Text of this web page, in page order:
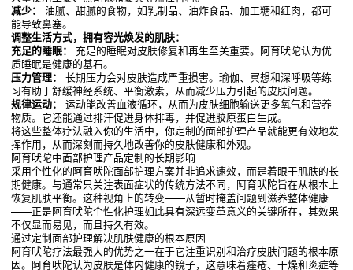
减少：
油腻、甜腻的食物，如乳制品、油炸食品、加工糖和红肉，都可
能导致鼻塞。
调整生活方式，拥有容光焕发的肌肤：
充足的睡眠：
充足的睡眠对皮肤修复和再生至关重要。阿育吠陀认为优
质睡眠是健康的基石。
压力管理：
长期压力会对皮肤造成严重损害。瑜伽、冥想和深呼吸等练
习有助于舒缓神经系统、平衡激素，从而减少压力引起的皮肤问题。
规律运动：
运动能改善血液循环，从而为皮肤细胞输送更多氧气和营养
物质。它还能通过排汗促进身体排毒，并促进胶原蛋白生成。
将这些整体疗法融入你的生活中，你定制的面部护理产品就能更有效地发
挥作用，从而深刻而持久地改善你的皮肤健康和外观。
阿育吠陀中面部护理产品定制的长期影响
采用个性化的阿育吠陀面部护理方案并非追求速效，而是着眼于肌肤的长
期健康。与通常只关注表面症状的传统方法不同，阿育吠陀旨在从根本上
恢复肌肤平衡。这种视角上的转变——从暂时掩盖问题到滋养整体健康
——正是阿育吠陀个性化护理如此具有深远变革意义的关键所在，其效果
不仅显而易见，而且持久有效。
通过定制面部护理解决肌肤健康的根本原因
阿育吠陀疗法最强大的优势之一在于它注重识别和治疗皮肤问题的根本原
因。阿育吠陀认为皮肤是体内健康的镜子，这意味着痤疮、干燥和炎症等